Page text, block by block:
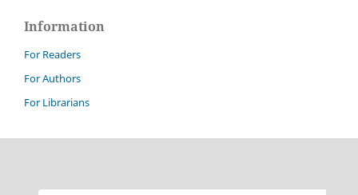
Information
For Readers
For Authors
For Librarians